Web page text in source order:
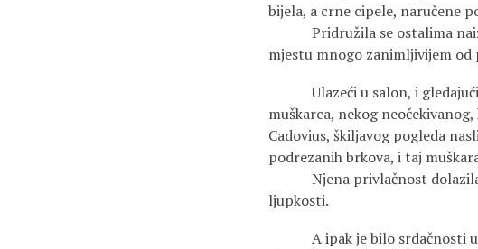
bijela, a crne cipele, naručene
Pridružila se ostalima
mjestu mnogo zanimljivijem od
Ulazeći u salon, i gledajući
muškarca, nekog
Cadovius, škiljavog pogleda
podrezanih brkova, i taj
Njena privlačnost dolazila
ljupkosti.
A ipak je bilo srdačnosti u